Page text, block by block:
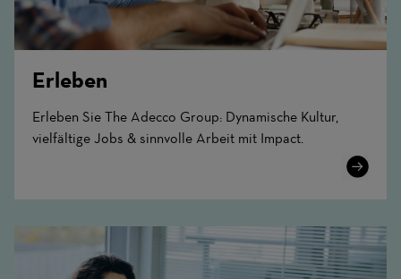
Erleben
Erleben Sie The Adecco Group: Dynamische Kultur,
vielfältige Jobs & sinnvolle Arbeit mit Impact.
Learn